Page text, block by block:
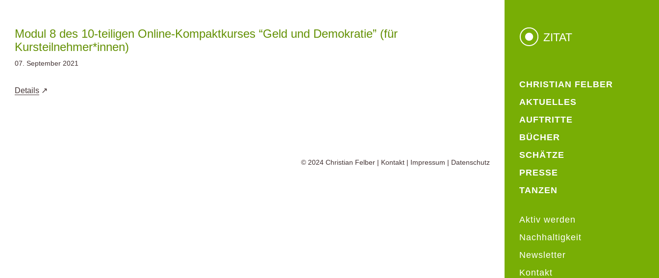
springen
CHRISTIAN FELBER
AKTUELLES
AUFTRITTE
BÜCHER
SCHÄTZE
PRESSE
TANZEN
Aktiv werden
Nachhaltigkeit
Newsletter
Kontakt
ZITAT
Modul 8 des 10-teiligen Online-Kompaktkurses “Geld und Demokratie” (für
Kursteilnehmer*innen)
07. September 2021
Details
© 2024 Christian Felber | Kontakt | Impressum | Datenschutz